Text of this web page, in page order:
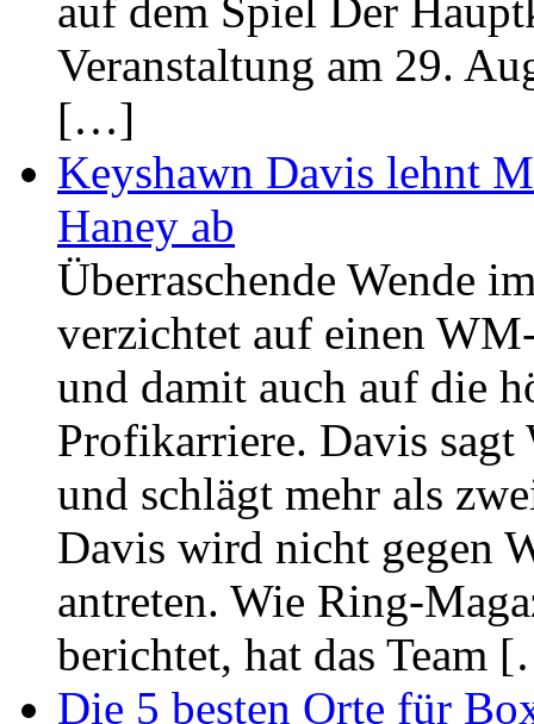
auf dem Spiel Der
Veranstaltung am 29.
[…]
Keyshawn Davis lehnt
Haney ab
Überraschende Wende
verzichtet auf einen
und damit auch auf die
Profikarriere. Davis sagt
und schlägt mehr als
Davis wird nicht gegen
antreten. Wie Ring-
berichtet, hat das Team
Die 5 besten Orte für